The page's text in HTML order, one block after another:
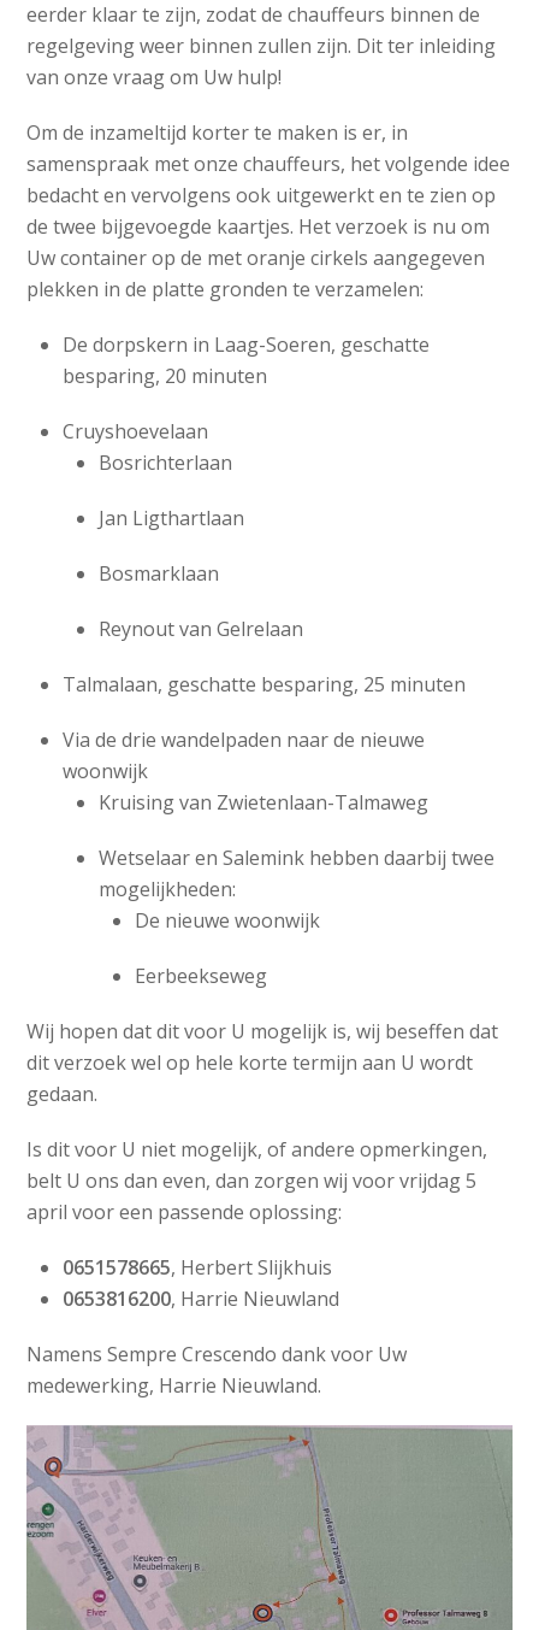
eerder klaar te zijn, zodat de chauffeurs binnen de
regelgeving weer binnen zullen zijn. Dit ter inleiding
van onze vraag om Uw hulp!
Om de inzameltijd korter te maken is er, in
samenspraak met onze chauffeurs, het volgende idee
bedacht en vervolgens ook uitgewerkt en te zien op
de twee bijgevoegde kaartjes. Het verzoek is nu om
Uw container op de met oranje cirkels aangegeven
plekken in de platte gronden te verzamelen:
De dorpskern in Laag-Soeren, geschatte
besparing, 20 minuten
Cruyshoevelaan
Bosrichterlaan
Jan Ligthartlaan
Bosmarklaan
Reynout van Gelrelaan
Talmalaan, geschatte besparing, 25 minuten
Via de drie wandelpaden naar de nieuwe
woonwijk
Kruising van Zwietenlaan-Talmaweg
Wetselaar en Salemink hebben daarbij twee
mogelijkheden:
De nieuwe woonwijk
Eerbeekseweg
Wij hopen dat dit voor U mogelijk is, wij beseffen dat
dit verzoek wel op hele korte termijn aan U wordt
gedaan.
Is dit voor U niet mogelijk, of andere opmerkingen,
belt U ons dan even, dan zorgen wij voor vrijdag 5
april voor een passende oplossing:
0651578665, Herbert Slijkhuis
0653816200, Harrie Nieuwland
Namens Sempre Crescendo dank voor Uw
medewerking, Harrie Nieuwland.